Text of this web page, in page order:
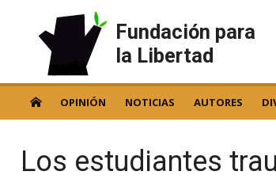
Fundación para
la Libertad
OPINIÓN NOTICIAS AUTORES
Los estudiantes